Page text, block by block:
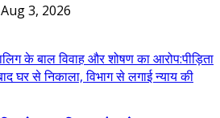
Aug 3, 2026